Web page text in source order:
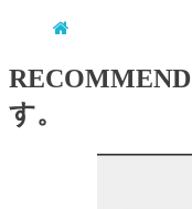
RECOMMEND
す。